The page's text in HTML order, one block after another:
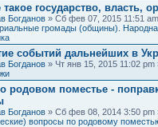
такое государство, власть,
Богданов » Сб фев 07, 2015 11:51
громады (общины).
событий дальнейших в
Богданов » Чт янв 15, 2015 11:02
родовом поместье -
Богданов » Сб фев 08, 2014 3:50
вопросы по родовому